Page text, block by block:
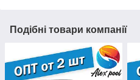
Подібні товари компанії